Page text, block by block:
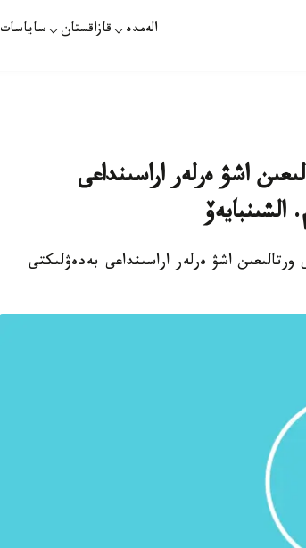
الەمدە قازاقستان ساياسات
اشۋ ەرلەر اراسىنداعى
اشۋ ەرلەر اراسىنداعى بەدەۋلىكتى